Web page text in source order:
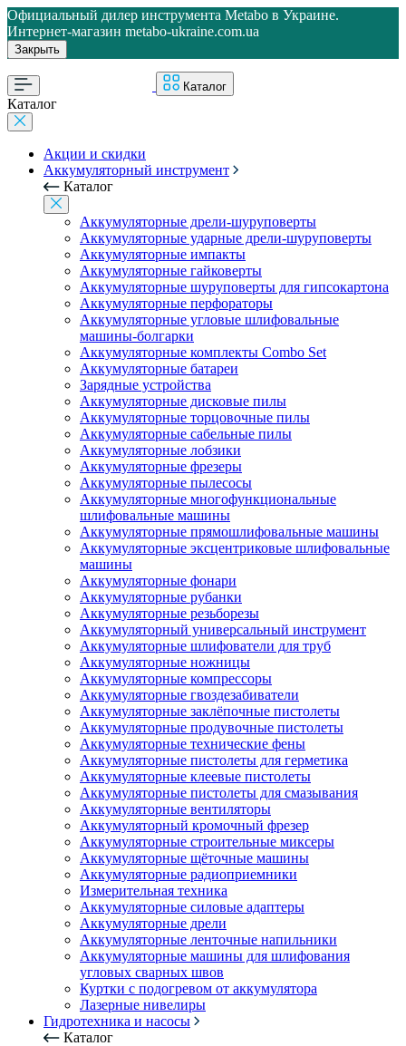
Официальный дилер инструмента Metabo в Украине.
Интернет-магазин metabo-ukraine.com.ua
Закрыть
Каталог
Каталог
Акции и скидки
Аккумуляторный инструмент
Каталог
Аккумуляторные дрели-шуруповерты
Аккумуляторные ударные дрели-шуруповерты
Аккумуляторные импакты
Аккумуляторные гайковерты
Аккумуляторные шуруповерты для гипсокартона
Аккумуляторные перфораторы
Аккумуляторные угловые шлифовальные
машины-болгарки
Аккумуляторные комплекты Combo Set
Аккумуляторные батареи
Зарядные устройства
Аккумуляторные дисковые пилы
Аккумуляторные торцовочные пилы
Аккумуляторные сабельные пилы
Аккумуляторные лобзики
Аккумуляторные фрезеры
Аккумуляторные пылесосы
Аккумуляторные многофункциональные
шлифовальные машины
Аккумуляторные прямошлифовальные машины
Аккумуляторные эксцентриковые шлифовальные
машины
Аккумуляторные фонари
Аккумуляторные рубанки
Аккумуляторные резьборезы
Аккумуляторный универсальный инструмент
Аккумуляторные шлифователи для труб
Аккумуляторные ножницы
Аккумуляторные компрессоры
Аккумуляторные гвоздезабиватели
Аккумуляторные заклёпочные пистолеты
Аккумуляторные продувочные пистолеты
Аккумуляторные технические фены
Аккумуляторные пистолеты для герметика
Аккумуляторные клеевые пистолеты
Аккумуляторные пистолеты для смазывания
Аккумуляторные вентиляторы
Аккумуляторный кромочный фрезер
Аккумуляторные строительные миксеры
Аккумуляторные щёточные машины
Аккумуляторные радиоприемники
Измерительная техника
Аккумуляторные силовые адаптеры
Аккумуляторные дрели
Аккумуляторные ленточные напильники
Аккумуляторные машины для шлифования
угловых сварных швов
Куртки с подогревом от аккумулятора
Лазерные нивелиры
Гидротехника и насосы
Каталог